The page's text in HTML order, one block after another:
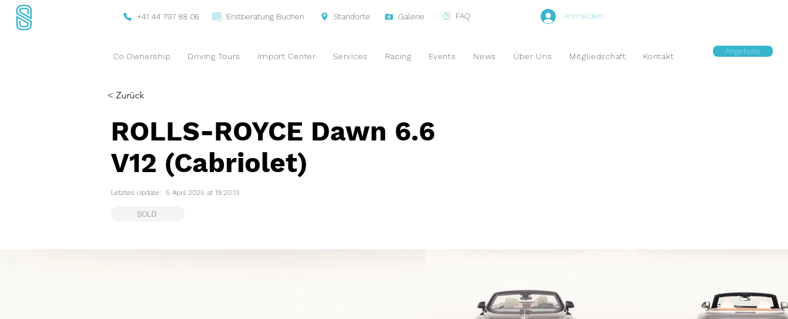
+41 44 797 88 06 Erstberatung Buchen Standorte Galerie FAQ Anmelden
Co Ownership Driving Tours Import Center Services Racing Events News Über Uns Mitgliedschaft Kontakt
Angebote
< Zurück
ROLLS-ROYCE Dawn 6.6
V12 (Cabriolet)
Letztes Update: 5 April 2025 at 19:20:13
SOLD